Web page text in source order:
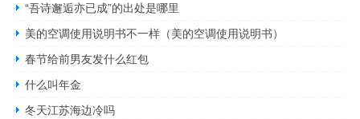
“吾诗邂逅亦已成”的出处是哪里
美的空调使用说明书不一样（美的空调使用说明书）
春节给前男友发什么红包
什么叫年金
冬天江苏海边冷吗